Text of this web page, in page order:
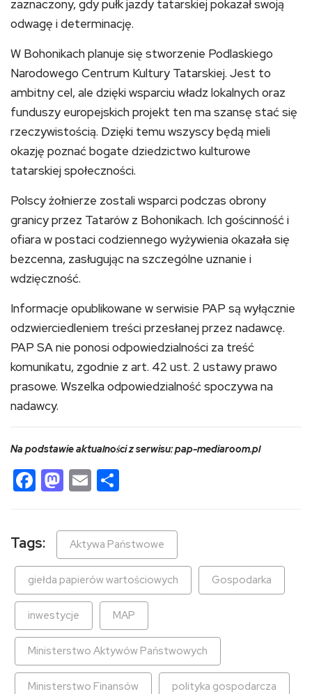
zaznaczony, gdy pułk jazdy tatarskiej pokazał swoją
odwagę i determinację.
W Bohonikach planuje się stworzenie Podlaskiego
Narodowego Centrum Kultury Tatarskiej. Jest to
ambitny cel, ale dzięki wsparciu władz lokalnych oraz
funduszy europejskich projekt ten ma szansę stać się
rzeczywistością. Dzięki temu wszyscy będą mieli
okazję poznać bogate dziedzictwo kulturowe
tatarskiej społeczności.
Polscy żołnierze zostali wsparci podczas obrony
granicy przez Tatarów z Bohonikach. Ich gościnność i
ofiara w postaci codziennego wyżywienia okazała się
bezcenna, zasługując na szczególne uznanie i
wdzięczność.
Informacje opublikowane w serwisie PAP są wyłącznie
odzwierciedleniem treści przesłanej przez nadawcę.
PAP SA nie ponosi odpowiedzialności za treść
komunikatu, zgodnie z art. 42 ust. 2 ustawy prawo
prasowe. Wszelka odpowiedzialność spoczywa na
nadawcy.
Na podstawie aktualności z serwisu: pap-mediaroom.pl
Facebook
Mastodon
Email
Tags: Aktywa Państwowe
giełda papierów wartościowych Gospodarka
inwestycje MAP
Ministerstwo Aktywów Państwowych
Ministerstwo Finansów polityka gospodarcza